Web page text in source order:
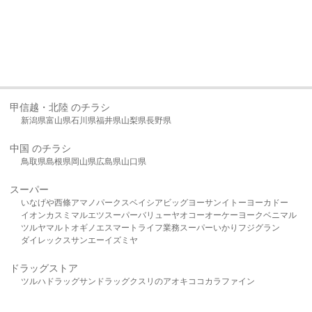
甲信越・北陸 のチラシ
新潟県富山県石川県福井県山梨県長野県
中国 のチラシ
鳥取県島根県岡山県広島県山口県
スーパー
いなげや西條アマノパークスベイシア ビッグヨーサンイトーヨーカドー
イオンカスミ マルエツスーパーバリューヤオコーオーケー ヨークベニマル
ツルヤマルト オギノ エスマート ライフ業務スーパーいかり フジグラン
ダイレックスサンエーイズミヤ
ドラッグストア
ツルハドラッグサンドラッグクスリのアオキ ココカラファイン